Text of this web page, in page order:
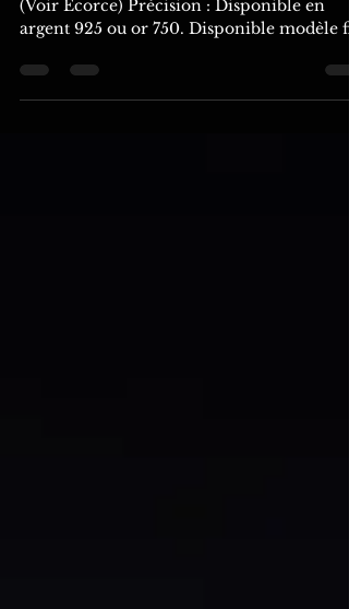
Une défragmentation de la bague "Ecorce".
(Voir Ecorce) Précision : Disponible en
argent 925 ou or 750. Disponible modèle